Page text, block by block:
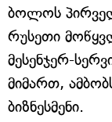
ბოლოს
რუსეთი
მესენჯერ-
მიმართ,
ბიზნესმენი.